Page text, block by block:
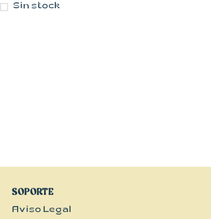
Jerseys
Sin stock
SOPORTE
Aviso Legal